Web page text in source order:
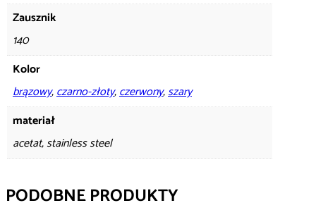
Zausznik
140
Kolor
brązowy,czarno-złoty,czerwony,szary
materiał
acetat, stainless steel
PODOBNE PRODUKTY